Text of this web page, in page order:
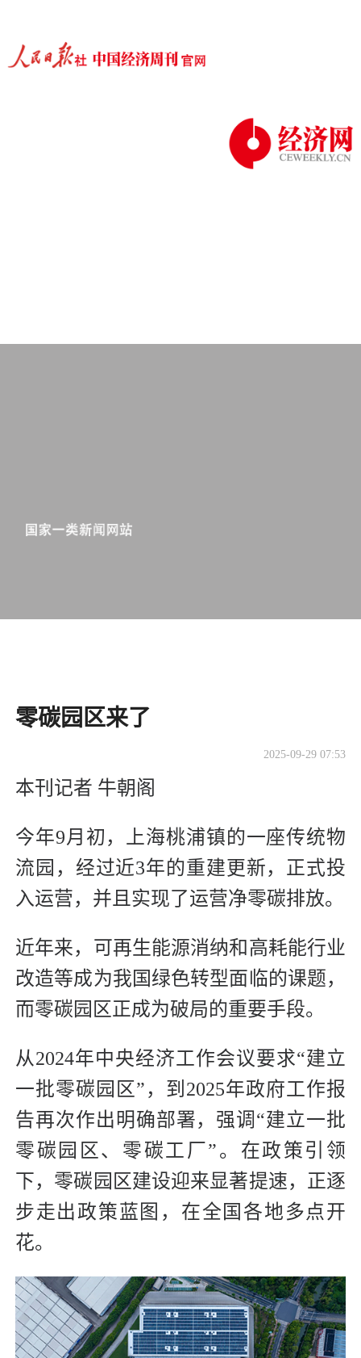
​零碳园区来了
2025-09-29 07:53
本刊记者 牛朝阁
今年9月初，上海桃浦镇的一座传统物
流园，经过近3年的重建更新，正式投
入运营，并且实现了运营净零碳排放。
近年来，可再生能源消纳和高耗能行业
改造等成为我国绿色转型面临的课题，
而零碳园区正成为破局的重要手段。
从2024年中央经济工作会议要求“建立
一批零碳园区”，到2025年政府工作报
告再次作出明确部署，强调“建立一批
零碳园区、零碳工厂”。在政策引领
下，零碳园区建设迎来显著提速，正逐
步走出政策蓝图，在全国各地多点开
花。